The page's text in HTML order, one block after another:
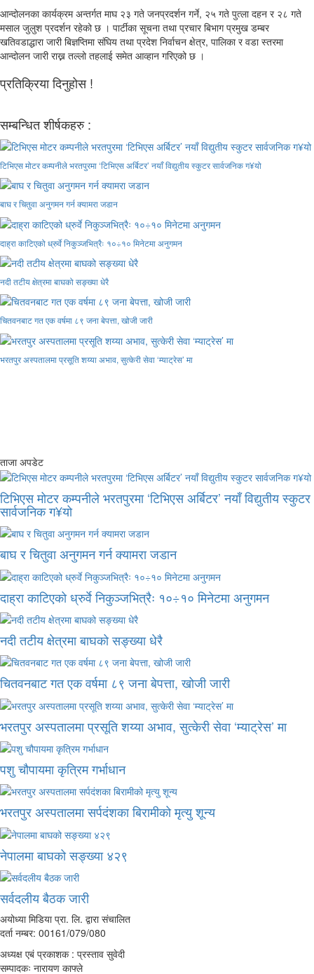
आन्दोलनका कार्यक्रम अन्तर्गत माघ २३ गते जनप्रदर्शन गर्ने, २५ गते पुत्ला दहन र २८ गते
मसाल जुलुश प्रदर्शन रहेको छ । पार्टीका सूचना तथा प्रचार बिभाग प्रमुख डम्बर
खतिवडाद्धारा जारी बिज्ञप्तिमा संघिय तथा प्रदेश निर्वाचन क्षेत्र, पालिका र वडा स्तरमा
आन्दोलन जारी राख्न तल्लो तहलाई समेत आव्हान गरिएको छ ।
प्रतिक्रिया दिनुहोस !
सम्बन्धित शीर्षकहरु :
टिभिएस मोटर कम्पनीले भरतपुरमा ‘टिभिएस अर्बिटर’ नयाँ विद्युतीय स्कुटर सार्वजनिक ग¥यो
बाघ र चितुवा अनुगमन गर्न क्यामरा जडान
दाह्रा काटिएको ध्रुर्वे निकुञ्जभित्रैः १०÷१० मिनेटमा अनुगमन
नदी तटीय क्षेत्रमा बाघको सङ्ख्या धेरै
चितवनबाट गत एक वर्षमा ८९ जना बेपत्ता, खोजी जारी
भरतपुर अस्पतालमा प्रसूति शय्या अभाव, सुत्केरी सेवा ‘म्याट्रेस’ मा
ताजा अपडेट
टिभिएस मोटर कम्पनीले भरतपुरमा ‘टिभिएस अर्बिटर’ नयाँ विद्युतीय स्कुटर
सार्वजनिक ग¥यो
बाघ र चितुवा अनुगमन गर्न क्यामरा जडान
दाह्रा काटिएको ध्रुर्वे निकुञ्जभित्रैः १०÷१० मिनेटमा अनुगमन
नदी तटीय क्षेत्रमा बाघको सङ्ख्या धेरै
चितवनबाट गत एक वर्षमा ८९ जना बेपत्ता, खोजी जारी
भरतपुर अस्पतालमा प्रसूति शय्या अभाव, सुत्केरी सेवा ‘म्याट्रेस’ मा
पशु चौपायमा कृत्रिम गर्भाधान
भरतपुर अस्पतालमा सर्पदंशका बिरामीको मृत्यु शून्य
नेपालमा बाघको सङ्ख्या ४२९
सर्वदलीय बैठक जारी
अयोध्या मिडिया प्रा. लि. द्वारा संचालित
दर्ता नम्बर: 00161/079/080
अध्यक्ष एबं प्रकाशक : प्रस्ताव सुवेदी
सम्पादकः नारायण काफ्ले